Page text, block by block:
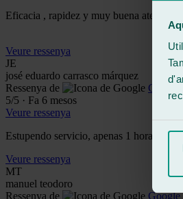
Eficacia , rapidez y muy buena atención
Veure ressenya
JE
josé eduardo carrasco márquez
Ressenya de
Google
5/5 · Fa 6 mesos
Veure ressenya
Estupendo servicio, apenas 1 hora y
Veure ressenya
MT
manuel teodoro
Ressenya de
Google